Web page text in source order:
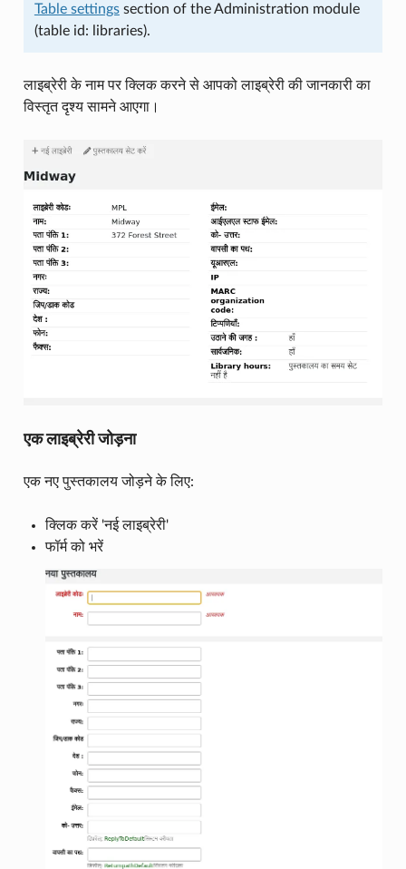
Table settingssection of the Administration module
(table id: libraries).
लाइब्रेरी के नाम पर क्लिक करने से आपको लाइब्रेरी की जानकारी का
विस्तृत दृश्य सामने आएगा।
एक लाइब्रेरी जोड़ना
एक नए पुस्तकालय जोड़ने के लिए:
क्लिक करें 'नई लाइब्रेरी'
फॉर्म को भरें